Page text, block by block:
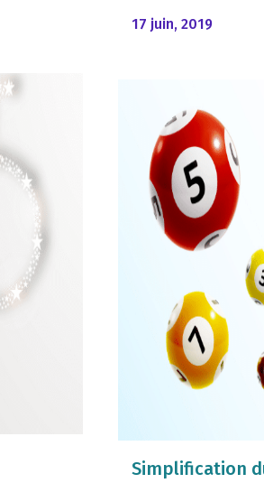
17 juin, 2019
Simplification